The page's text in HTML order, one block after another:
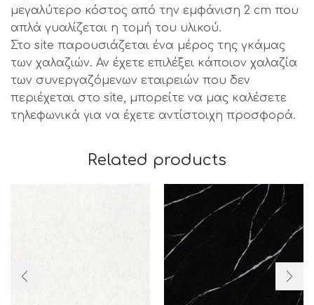
μεγαλύτερο κόστος από την εμφάνιση 2 cm που
απλά γυαλίζεται η τομή του υλικού.
Στο site παρουσιάζεται ένα μέρος της γκάμας
των χαλαζιών. Αν έχετε επιλέξει κάποιον χαλαζία
των συνεργαζόμενων εταιρειών που δεν
περιέχεται στο site, μπορείτε να μας καλέσετε
τηλεφωνικά για να έχετε αντίστοιχη προσφορά.
Related products